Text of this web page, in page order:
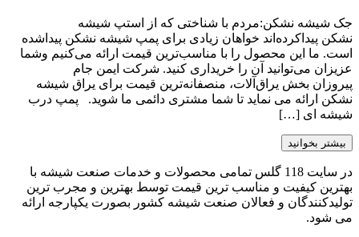
جک شیشه نشکن:مردم با شناختی که از استپ شیشه
نشکن پیداکرده‌اند خواهان زیادی برای پمپ شیشه نشکن پیداشده
است. ما این محصول را با مناسب‌ترین قیمت ارائه می‌کنیم وشما
عزیزان می‌توانید آن را خریداری کنید. شرکت ایمن جام
پیروزان بخش یراق‌آلات، منصفانه‌ترین قیمت برای یراق شیشه
نشکن ارائه می نماید تا شما مشتری دائمی ما شوید. پمپ درب
شیشه ای […]
بیشتر بخوانید
در سایت 118 گلس تمامی محصولات و خدمات صنعت شیشه با
بهترین کیفیت و مناسب ترین قیمت توسط بهترین و مجرب ترین
تولیدکنندگان و فعالان صنعت شیشه کشور بصورت یکپارجه ارائه
می شود.